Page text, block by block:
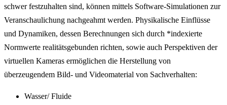
schwer festzuhalten sind, können mittels Software-Simulationen zur
Veranschaulichung nachgeahmt werden. Physikalische Einflüsse
und Dynamiken, dessen Berechnungen sich durch *indexierte
Normwerte realitätsgebunden richten, sowie auch Perspektiven der
virtuellen Kameras ermöglichen die Herstellung von
überzeugendem Bild- und Videomaterial von Sachverhalten:
Wasser/ Fluide